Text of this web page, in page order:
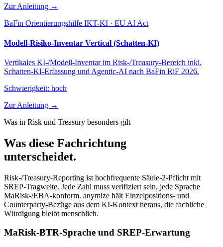
Zur Anleitung →
BaFin Orientierungshilfe IKT-KI · EU AI Act
Modell-Risiko-Inventar Vertical (Schatten-KI)
Vertikales KI-/Modell-Inventar im Risk-/Treasury-Bereich inkl.
Schatten-KI-Erfassung und Agentic-AI nach BaFin RiF 2026.
Schwierigkeit: hoch
Zur Anleitung →
Was in Risk und Treasury besonders gilt
Was diese Fachrichtung
unterscheidet.
Risk-/Treasury-Reporting ist hochfrequente Säule-2-Pflicht mit
SREP-Tragweite. Jede Zahl muss verifiziert sein, jede Sprache
MaRisk-/EBA-konform. anymize hält Einzelpositions- und
Counterparty-Bezüge aus dem KI-Kontext heraus, die fachliche
Würdigung bleibt menschlich.
MaRisk-BTR-Sprache und SREP-Erwartung